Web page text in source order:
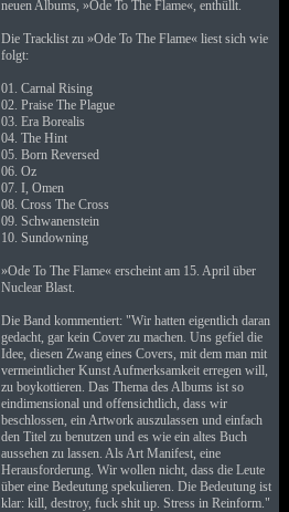
neuen Albums, »Ode To The Flame«, enthüllt.
Die Tracklist zu »Ode To The Flame« liest sich wie
folgt:
01. Carnal Rising
02. Praise The Plague
03. Era Borealis
04. The Hint
05. Born Reversed
06. Oz
07. I, Omen
08. Cross The Cross
09. Schwanenstein
10. Sundowning
»Ode To The Flame« erscheint am 15. April über
Nuclear Blast.
Die Band kommentiert: "Wir hatten eigentlich daran
gedacht, gar kein Cover zu machen. Uns gefiel die
Idee, diesen Zwang eines Covers, mit dem man mit
vermeintlicher Kunst Aufmerksamkeit erregen will,
zu boykottieren. Das Thema des Albums ist so
eindimensional und offensichtlich, dass wir
beschlossen, ein Artwork auszulassen und einfach
den Titel zu benutzen und es wie ein altes Buch
aussehen zu lassen. Als Art Manifest, eine
Herausforderung. Wir wollen nicht, dass die Leute
über eine Bedeutung spekulieren. Die Bedeutung ist
klar: kill, destroy, fuck shit up. Stress in Reinform."